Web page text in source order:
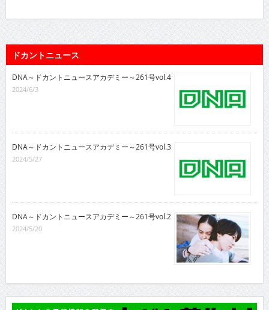
ドカントニュース
DNA～ドカントニュースアカデミー～261号vol.4
2024/6/3
DNA～ドカントニュースアカデミー～261号vol.3
2024/5/27
DNA～ドカントニュースアカデミー～261号vol.2
2024/5/20